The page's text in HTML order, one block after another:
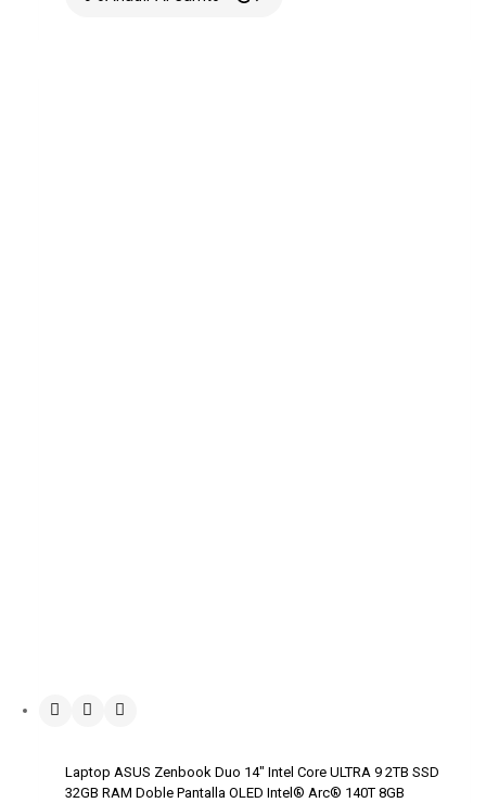
Laptop ASUS Zenbook Duo 14″ Intel Core ULTRA 9 2TB SSD
32GB RAM Doble Pantalla OLED Intel® Arc® 140T 8GB